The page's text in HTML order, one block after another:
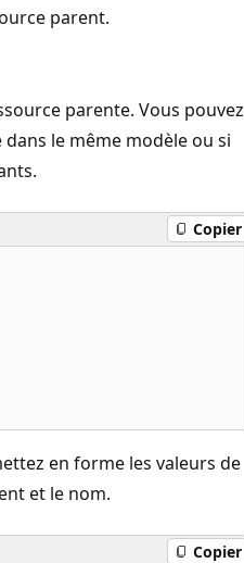
parent.
parente. Vous pouvez
le même modèle ou si
Copier
en forme les valeurs de
et le nom.
Copier